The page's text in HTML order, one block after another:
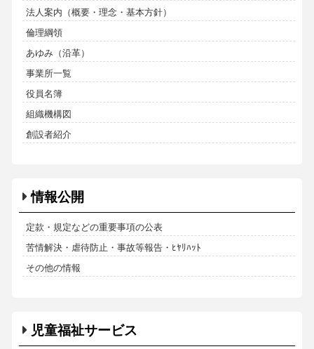
法人案内（概要・理念・基本方針）
倫理綱領
あゆみ（沿革）
事業所一覧
役員名簿
組織機構図
創設者紹介
情報公開
定款・規定などの重要事項の公表
苦情解決・虐待防止・事故等報告・ﾋﾔﾘﾊｯﾄ
その他の情報
児童福祉サービス